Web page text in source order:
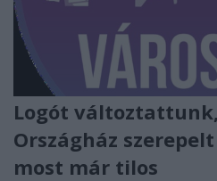
Logót
Országház
most már tilos